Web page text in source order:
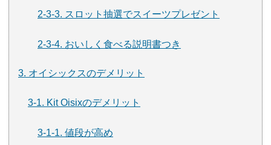
2-3-3. スロット抽選でスイーツプレゼント
2-3-4. おいしく食べる説明書つき
3. オイシックスのデメリット
3-1. Kit Oisixのデメリット
3-1-1. 値段が高め